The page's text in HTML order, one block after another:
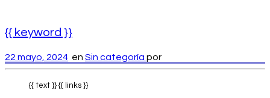
{{ keyword }}
22 mayo, 2024 en Sin categoría por
{{ text }} {{ links }}